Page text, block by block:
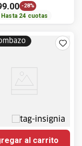
.00 -28%
Hasta 24 cuotas
al carrito